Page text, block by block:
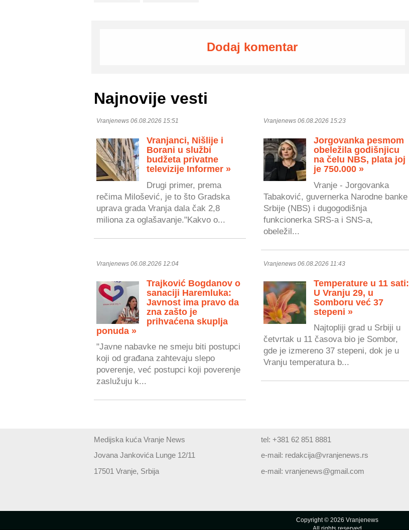
Dodaj komentar
Najnovije vesti
Vranjenews 06.08.2026 15:51
Vranjanci, Nišlije i
Borani u službi
budžeta privatne
televizije Informer »
Drugi primer, prema
rečima Milošević, je to što Gradska
uprava grada Vranja dala čak 2,8
miliona za oglašavanje."Kakvo o...
Vranjenews 06.08.2026 15:23
Jorgovanka pesmom
obeležila godišnjicu
na čelu NBS, plata joj
je 750.000 »
Vranje - Jorgovanka
Tabaković, guvernerka Narodne banke
Srbije (NBS) i dugogodišnja
funkcionerka SRS-a i SNS-a,
obeležil...
Vranjenews 06.08.2026 12:04
Trajković Bogdanov o
sanaciji Haremluka:
Javnost ima pravo da
zna zašto je
prihvaćena skuplja
ponuda »
"Javne nabavke ne smeju biti postupci
koji od građana zahtevaju slepo
poverenje, već postupci koji poverenje
zaslužuju k...
Vranjenews 06.08.2026 11:43
Temperature u 11 sati:
U Vranju 29, u
Somboru već 37
stepeni »
Najtopliji grad u Srbiji u
četvrtak u 11 časova bio je Sombor,
gde je izmereno 37 stepeni, dok je u
Vranju temperatura b...
Medijska kuća Vranje News
Jovana Jankovića Lunge 12/11
17501 Vranje, Srbija
tel: +381 62 851 8881
e-mail: redakcija@vranjenews.rs
e-mail:vranjenews@gmail.com
Copyright © 2026 Vranjenews